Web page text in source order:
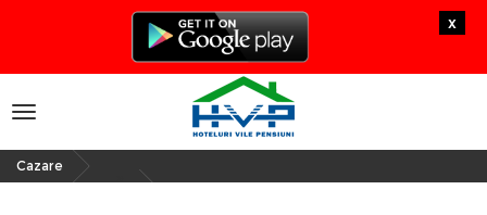
x
Toggle
navigation
Cazare